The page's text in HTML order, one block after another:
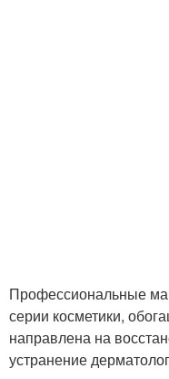
Профессиональные
серии косметики,
направлена на
устранение